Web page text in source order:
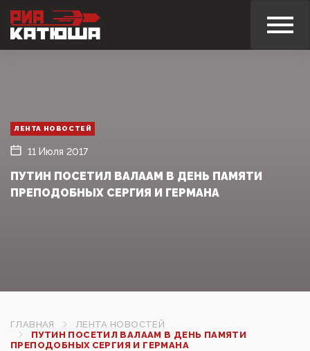
ЛЕНТА НОВОСТЕЙ
11 Июля 2017
ПУТИН ПОСЕТИЛ ВАЛААМ В ДЕНЬ ПАМЯТИ
ПРЕПОДОБНЫХ СЕРГИЯ И ГЕРМАНА
ГЛАВНАЯ
ЛЕНТА НОВОСТЕЙ
ПУТИН ПОСЕТИЛ ВАЛААМ В ДЕНЬ ПАМЯТИ
ПРЕПОДОБНЫХ СЕРГИЯ И ГЕРМАНА